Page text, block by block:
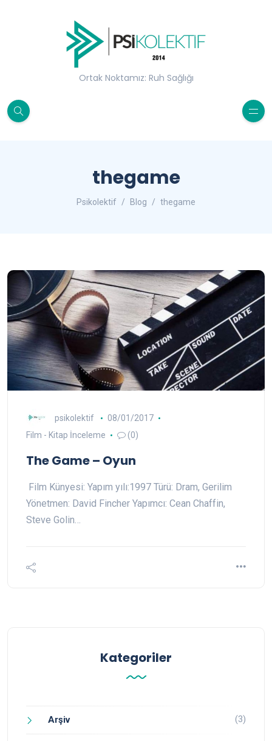
Ortak Noktamız: Ruh Sağlığı
thegame
Psikolektif Blog thegame
psikolektif
08/01/2017
Film - Kitap İnceleme
(0)
The Game – Oyun
Film Künyesi: Yapım yılı:1997 Türü: Dram, Gerilim
Yönetmen: David Fincher Yapımcı: Cean Chaffin,
Steve Golin…
Kategoriler
Arşiv (3)